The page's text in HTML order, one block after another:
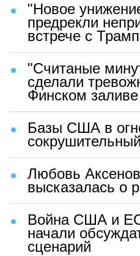
"Новое
предрекли
встрече с
"Считаные
сделали
Финском заливе
Базы США в
Любовь
высказалась о
Война США и
начали
сценарий